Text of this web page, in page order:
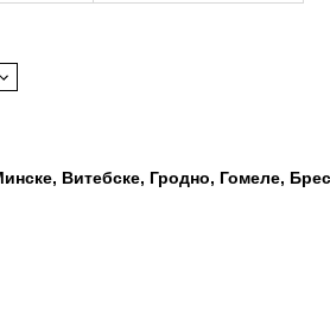
Витебске, Гродно, Гомеле,